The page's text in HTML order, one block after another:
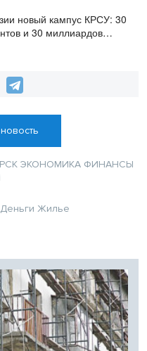
новый кампус КРСУ: 30
и 30 миллиардов
ЭКОНОМИКА ФИНАНСЫ
Деньги Жилье